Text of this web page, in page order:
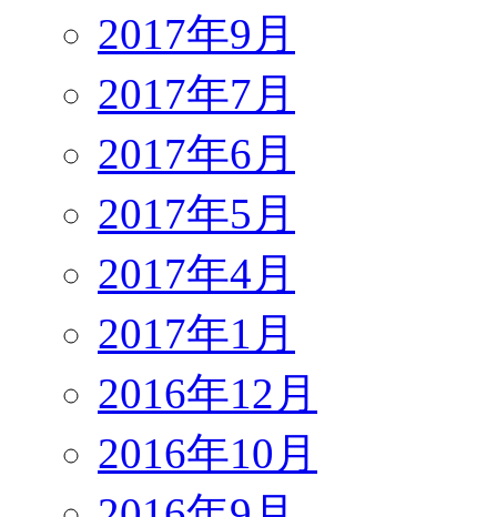
2017年9月
2017年7月
2017年6月
2017年5月
2017年4月
2017年1月
2016年12月
2016年10月